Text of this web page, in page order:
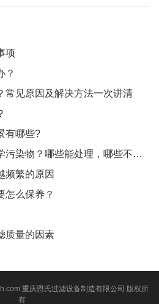
项
？
常见原因及解决方法一次讲清
有哪些?
滤油机能去除哪些化学污染物？哪些能处理，哪些不能？
频繁的原因
怎么保养？
质量的因素
重庆恩氏过滤设备制造有限公司 版权所
有